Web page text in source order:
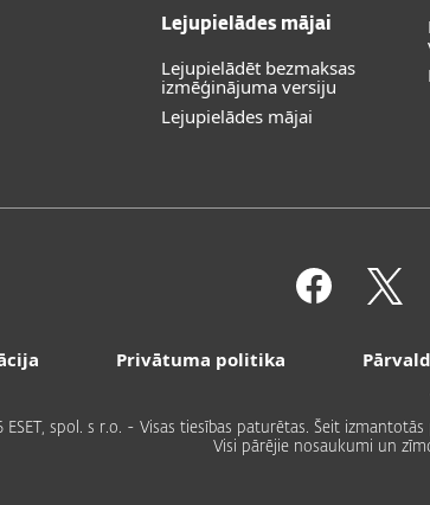
Lejupielādes mājai
Lejupielādēt bezmaksas
izmēģinājuma versiju
Lejupielādes mājai
Privātuma politika
ESET, spol. s r.o. - Visas tiesības paturētas. Šeit
Visi pārējie nosaukumi un